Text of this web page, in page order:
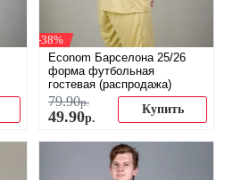
-38%
Econom Барселона 25/26
форма футбольная
гостевая (распродажа)
79.90р.
49.90р.
Купить